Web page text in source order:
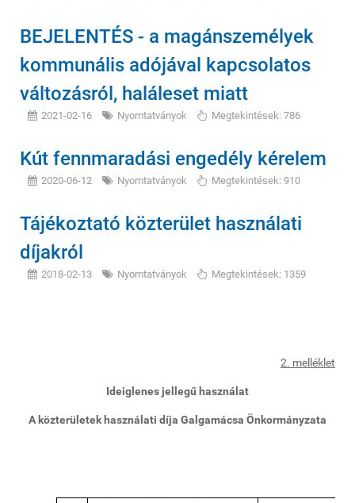
BEJELENTÉS - a magánszemélyek
kommunális adójával kapcsolatos
változásról, haláleset miatt
2021-02-16 Nyomtatványok Megtekintések: 786
Kút fennmaradási engedély kérelem
2020-06-12 Nyomtatványok Megtekintések: 910
Tájékoztató közterület használati
díjakról
2018-02-13 Nyomtatványok Megtekintések: 1359
2. melléklet
Ideiglenes jellegű használat
A közterületek használati díja Galgamácsa Önkormányzata